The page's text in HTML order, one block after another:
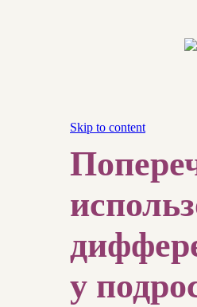
Skip to content
у